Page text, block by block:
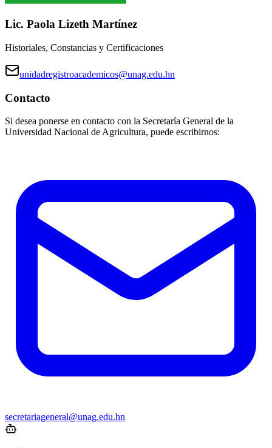
Lic. Paola Lizeth Martínez
Historiales, Constancias y Certificaciones
unidadregistroacademicos@unag.edu.hn
Contacto
Si desea ponerse en contacto con la Secretaría General de la
Universidad Nacional de Agricultura, puede escribirnos:
secretariageneral@unag.edu.hn